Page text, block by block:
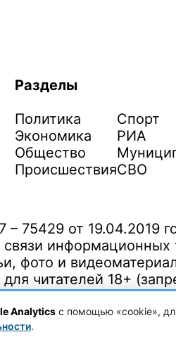
Разделы
Политика
Экономика
Общество
Происшествия
Спорт
РИА
СВО
от 19.04.2019
информационных
фото и
читателей 18+
Analytics с помощью «cookie»,
.